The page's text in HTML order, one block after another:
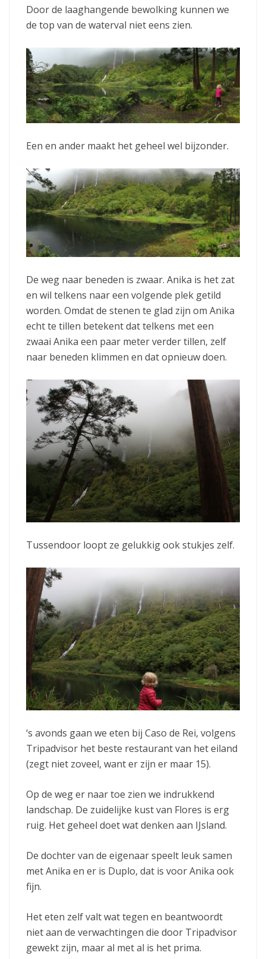
Door de laaghangende bewolking kunnen we
de top van de waterval niet eens zien.
Een en ander maakt het geheel wel bijzonder.
De weg naar beneden is zwaar. Anika is het zat
en wil telkens naar een volgende plek getild
worden. Omdat de stenen te glad zijn om Anika
echt te tillen betekent dat telkens met een
zwaai Anika een paar meter verder tillen, zelf
naar beneden klimmen en dat opnieuw doen.
Tussendoor loopt ze gelukkig ook stukjes zelf.
‘s avonds gaan we eten bij Caso de Rei, volgens
Tripadvisor het beste restaurant van het eiland
(zegt niet zoveel, want er zijn er maar 15).
Op de weg er naar toe zien we indrukkend
landschap. De zuidelijke kust van Flores is erg
ruig. Het geheel doet wat denken aan IJsland.
De dochter van de eigenaar speelt leuk samen
met Anika en er is Duplo, dat is voor Anika ook
fijn.
Het eten zelf valt wat tegen en beantwoordt
niet aan de verwachtingen die door Tripadvisor
gewekt zijn, maar al met al is het prima.